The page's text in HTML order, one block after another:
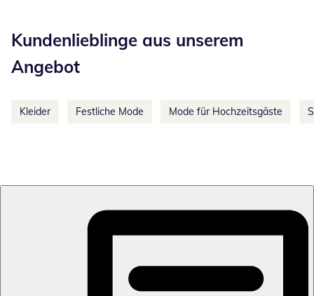
Kundenlieblinge aus unserem
Angebot
Kleider Festliche Mode Mode für Hochzeitsgäste